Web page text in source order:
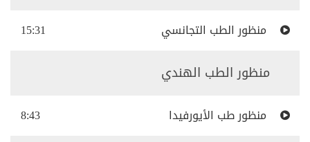
15:31 منظور الطب التجانسي
منظور الطب الهندي
8:43 منظور طب الأيورفيدا